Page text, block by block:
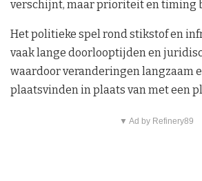
verschijnt, maar prioriteit en timing
Het politieke spel rond stikstof en
vaak lange doorlooptijden en
waardoor veranderingen langzaam
plaatsvinden in plaats van met een
▼ Ad by Refinery89